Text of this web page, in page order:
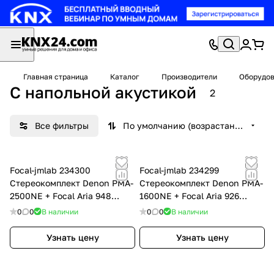
Главная страница Каталог Производители
C напольной акустикой 2
Все фильтры По умолчанию (возрастание)
Focal-jmlab 234300
Стереокомплект Denon PMA-
2500NE + Focal Aria 948
black
0 0 В наличии
Узнать цену
Focal-jmlab 234299
Стереокомплект Denon PMA-
1600NE + Focal Aria 926
black, цвет: Чёрный
0 0 В наличии
Узнать цену